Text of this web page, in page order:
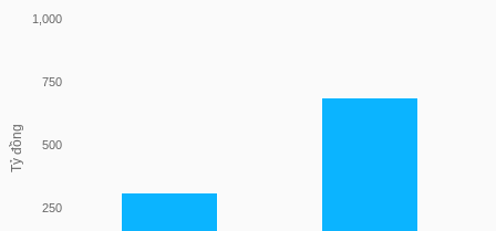
Tỷ đồng
250
500
750
1,000